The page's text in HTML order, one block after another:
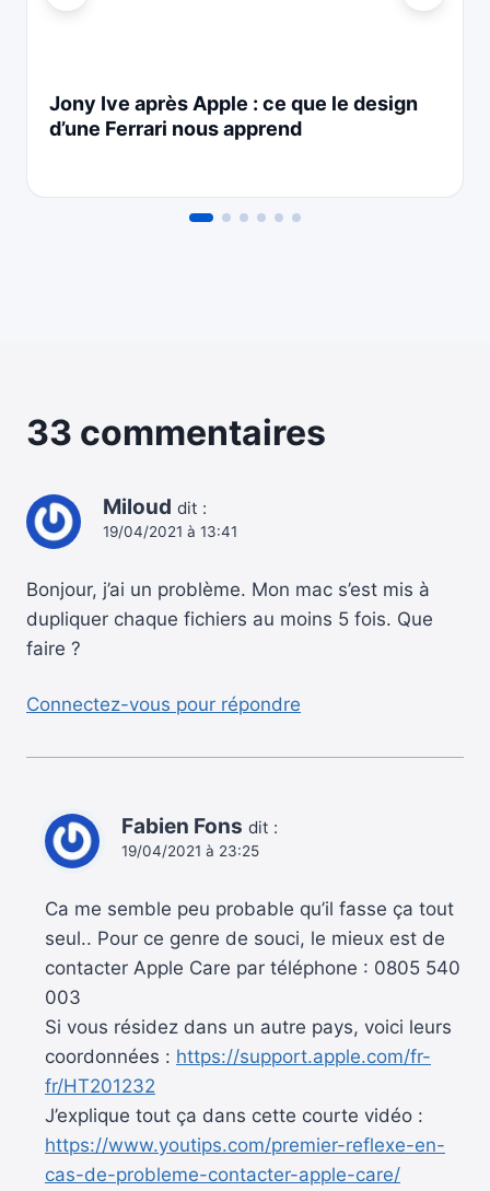
Jony Ive après Apple : ce que le design
d’une Ferrari nous apprend
33 commentaires
Miloud dit :
19/04/2021 à 13:41
Bonjour, j’ai un problème. Mon mac s’est mis à
dupliquer chaque fichiers au moins 5 fois. Que
faire ?
Connectez-vous pour répondre
Fabien Fons dit :
19/04/2021 à 23:25
Ca me semble peu probable qu’il fasse ça tout
seul.. Pour ce genre de souci, le mieux est de
contacter Apple Care par téléphone : 0805 540
003
Si vous résidez dans un autre pays, voici leurs
coordonnées : https://support.apple.com/fr-
fr/HT201232
J’explique tout ça dans cette courte vidéo :
https://www.youtips.com/premier-reflexe-en-
cas-de-probleme-contacter-apple-care/